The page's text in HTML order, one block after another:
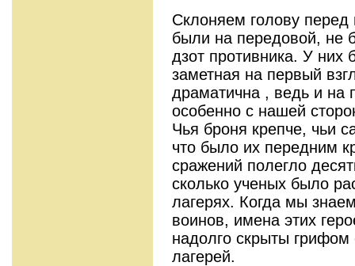
Склоняем голову перед
были на передовой, не
дзот противника. У них
заметная на первый
драматична , ведь и на
особенно с нашей
Чья броня крепче, чьи
что было их передним
сражений полегло
сколько ученых было
лагерях. Когда мы
воинов, имена этих
надолго скрыты грифом
лагерей.